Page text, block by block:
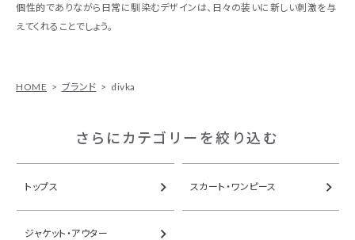
個性的でありながら日常に馴染むデザインは、日々の装いに新しい刺激を与
えてくれることでしょう。
HOME ブランド divka
さらにカテゴリーを絞り込む
トップス スカート・ワンピース
ジャケット・アウター